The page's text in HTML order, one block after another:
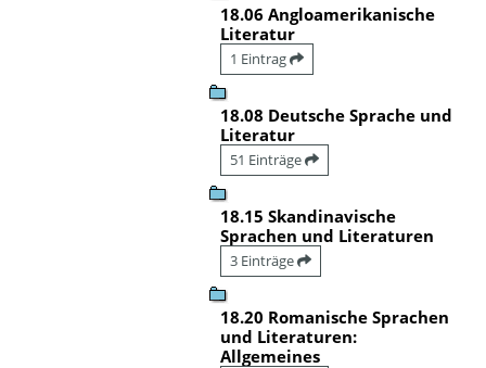
18.06 Angloamerikanische
Literatur
1 Eintrag
18.08 Deutsche Sprache und
Literatur
51 Einträge
18.15 Skandinavische
Sprachen und Literaturen
3 Einträge
18.20 Romanische Sprachen
und Literaturen:
Allgemeines